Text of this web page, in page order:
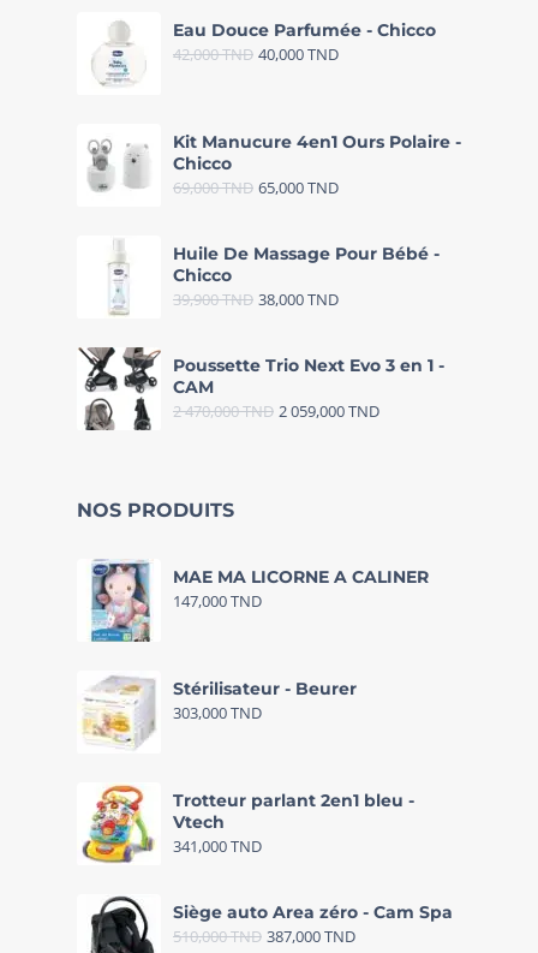
Eau Douce Parfumée - Chicco
42,000TND 40,000TND
Kit Manucure 4en1 Ours Polaire -
Chicco
69,000TND 65,000TND
Huile De Massage Pour Bébé -
Chicco
39,900TND 38,000TND
Poussette Trio Next Evo 3 en 1 -
CAM
2 470,000TND 2 059,000TND
NOS PRODUITS
MAE MA LICORNE A CALINER
147,000TND
Stérilisateur - Beurer
303,000TND
Trotteur parlant 2en1 bleu -
Vtech
341,000TND
Siège auto Area zéro - Cam Spa
510,000TND 387,000TND